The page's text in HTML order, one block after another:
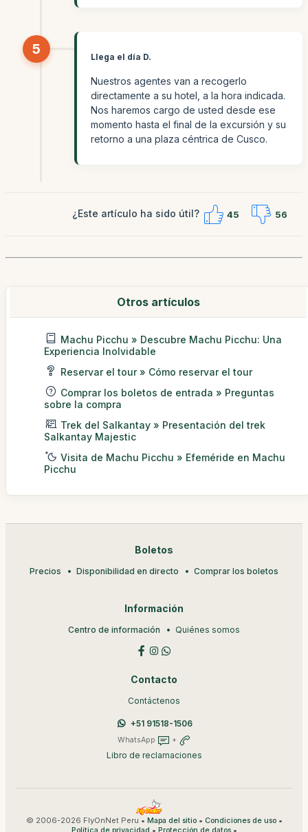
5
Llega el día D.
Nuestros agentes van a recogerlo
directamente a su hotel, a la hora indicada.
Nos haremos cargo de usted desde ese
momento hasta el final de la excursión y su
retorno a una plaza céntrica de Cusco.
¿Este artículo ha sido útil? 45 56
Otros artículos
Machu Picchu » Descubre Machu Picchu: Una
Experiencia Inolvidable
Reservar el tour » Cómo reservar el tour
Comprar los boletos de entrada » Preguntas
sobre la compra
Trek del Salkantay » Presentación del trek
Salkantay Majestic
Visita de Machu Picchu » Efeméride en Machu
Picchu
Boletos
Precios Disponibilidad en directo Comprar los boletos
Información
Centro de información Quiénes somos
Contacto
Contáctenos
+51 91518-1506
WhatsApp +
Libro de reclamaciones
© 2006-2026 FlyOnNet Peru • Mapa del sitio• Condiciones de uso•